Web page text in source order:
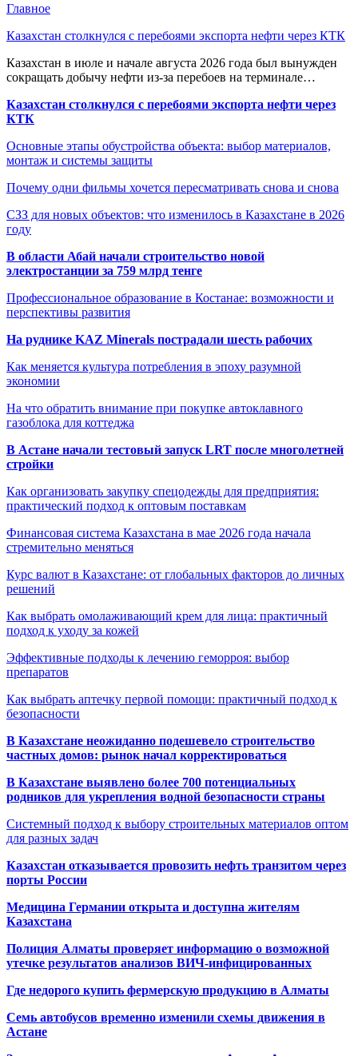
Главное
Казахстан столкнулся с перебоями экспорта нефти через КТК
Казахстан в июле и начале августа 2026 года был вынужден
сокращать добычу нефти из-за перебоев на терминале…
Казахстан столкнулся с перебоями экспорта нефти через
КТК
Основные этапы обустройства объекта: выбор материалов,
монтаж и системы защиты
Почему одни фильмы хочется пересматривать снова и снова
СЗЗ для новых объектов: что изменилось в Казахстане в 2026
году
В области Абай начали строительство новой
электростанции за 759 млрд тенге
Профессиональное образование в Костанае: возможности и
перспективы развития
На руднике KAZ Minerals пострадали шесть рабочих
Как меняется культура потребления в эпоху разумной
экономии
На что обратить внимание при покупке автоклавного
газоблока для коттеджа
В Астане начали тестовый запуск LRT после многолетней
стройки
Как организовать закупку спецодежды для предприятия:
практический подход к оптовым поставкам
Финансовая система Казахстана в мае 2026 года начала
стремительно меняться
Курс валют в Казахстане: от глобальных факторов до личных
решений
Как выбрать омолаживающий крем для лица: практичный
подход к уходу за кожей
Эффективные подходы к лечению геморроя: выбор
препаратов
Как выбрать аптечку первой помощи: практичный подход к
безопасности
В Казахстане неожиданно подешевело строительство
частных домов: рынок начал корректироваться
В Казахстане выявлено более 700 потенциальных
родников для укрепления водной безопасности страны
Системный подход к выбору строительных материалов оптом
для разных задач
Казахстан отказывается провозить нефть транзитом через
порты России
Медицина Германии открыта и доступна жителям
Казахстана
Полиция Алматы проверяет информацию о возможной
утечке результатов анализов ВИЧ-инфицированных
Где недорого купить фермерскую продукцию в Алматы
Семь автобусов временно изменили схемы движения в
Астане